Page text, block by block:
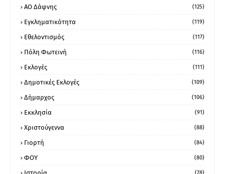
ΑΟ Δάφνης (125)
Εγκληματικότητα (119)
Εθελοντισμός (117)
Πόλη Φωτεινή (116)
Εκλογές (111)
Δημοτικές Εκλογές (109)
Δήμαρχος (106)
Εκκλησία (91)
Χριστούγεννα (88)
Γιορτή (84)
ΦΟΥ (80)
(78)